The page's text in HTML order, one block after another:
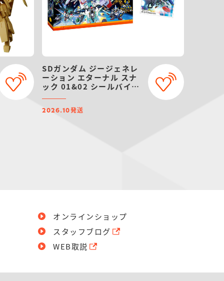
SDガンダム ジージェネレ
ーション エターナル スナ
ック 01&02 シールバイン
2026.10発送
オンラインショップ
スタッフブログ
WEB取説